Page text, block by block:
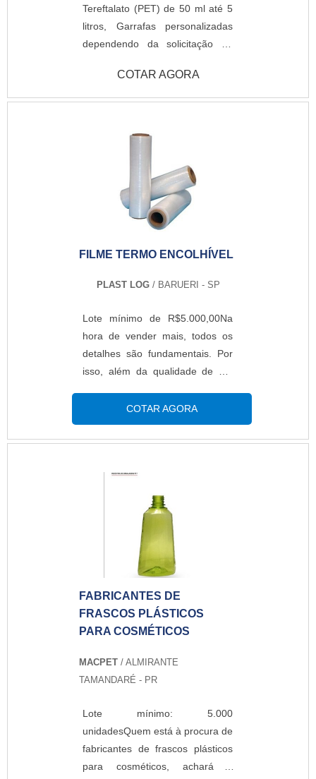
Tereftalato (PET) de 50 ml até 5
litros, Garrafas personalizadas
dependendo da solicitação do
COTAR AGORA
FILME TERMO ENCOLHÍVEL
PLAST LOG/ BARUERI - SP
Lote mínimo de R$5.000,00Na
hora de vender mais, todos os
detalhes são fundamentais. Por
isso, além da qualidade de um
também na embalagem. Neste
caso, o filme termo encolhível se
revela uma ótima opção. O filme
na indústria como no varejo, por
ser a solução para inúmeros
problemas de embalagem.MAIS
INFORMAÇÕES SOBRE O
PRODUTOÉ um produto
altamente recomendado para
formato irregular, tais como
ferramentas, brinquedos e
utensílios. O filme se adéqua ao
COTAR AGORA
FABRICANTES DE
FRASCOS PLÁSTICOS
PARA COSMÉTICOS
MACPET/ ALMIRANTE
TAMANDARÉ - PR
Lote mínimo: 5.000
unidadesQuem está à procura de
fabricantes de frascos plásticos
para cosméticos, achará a